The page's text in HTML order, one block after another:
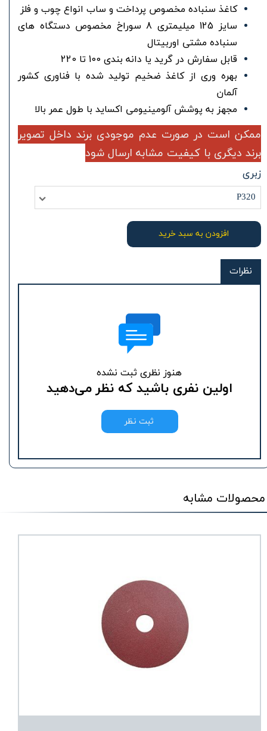
کاغذ سنباده مخصوص پرداخت و ساب انواع چوب و فلز
سایز 125 میلیمتری 8 سوراخ مخصوص دستگاه های
سنباده مشتی اوربیتال
قابل سفارش در گرید یا دانه بندی 100 تا 220
بهره وری از کاغذ ضخیم تولید شده با فناوری کشور
آلمان
مجهز به پوشش آلومینیومی اکساید با طول عمر بالا
ممکن است در صورت عدم موجودی برند داخل تصویر
برند دیگری با کیفیت مشابه ارسال شود
زبری
P320
افزودن به سبد خرید
نظرات
هنوز نظری ثبت نشده
اولین نفری باشید که نظر می‌دهید
ثبت نظر
محصولات مشابه